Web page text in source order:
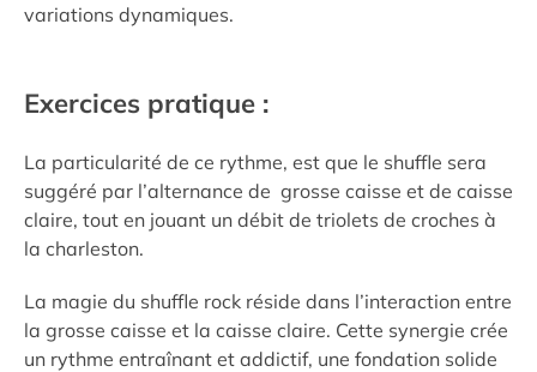
variations dynamiques.
Exercices pratique :
La particularité de ce rythme, est que le shuffle sera
suggéré par l’alternance de grosse caisse et de caisse
claire, tout en jouant un débit de triolets de croches à
la charleston.
La magie du shuffle rock réside dans l’interaction entre
la grosse caisse et la caisse claire. Cette synergie crée
un rythme entraînant et addictif, une fondation solide